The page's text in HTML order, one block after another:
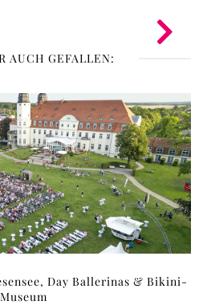
AUCH GEFALLEN:
Day Ballerinas & Bikini-
Museum